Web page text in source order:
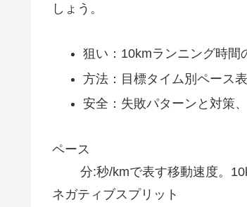
しょう。
狙い：10kmランニング時間
方法：目標タイム別ペース
安全：失敗パターンと対策
ペース
分:秒/kmで表す移動速度。
ネガティブスプリット